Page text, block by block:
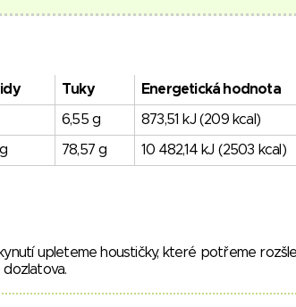
Tuky Energetická hodnota
6,55 g 873,51 kJ (209 kcal)
78,57 g 10 482,14 kJ (2503 kcal)
upleteme houstičky, které potřeme